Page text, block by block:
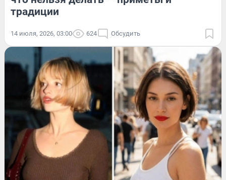
традиции
14 июля, 2026, 03:00 624 Обсудить